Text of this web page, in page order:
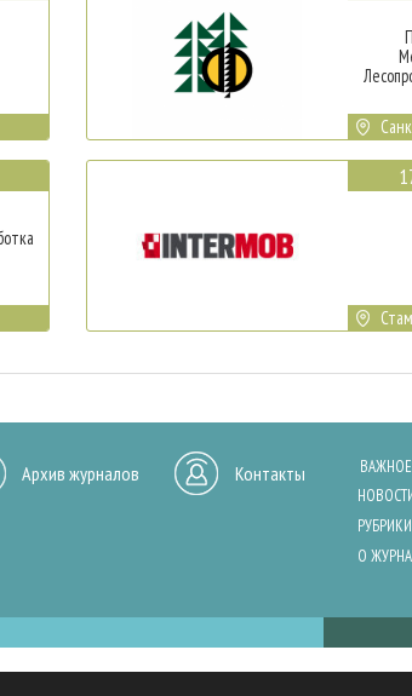
Архив журналов Контакты
ВАЖНОЕ
О